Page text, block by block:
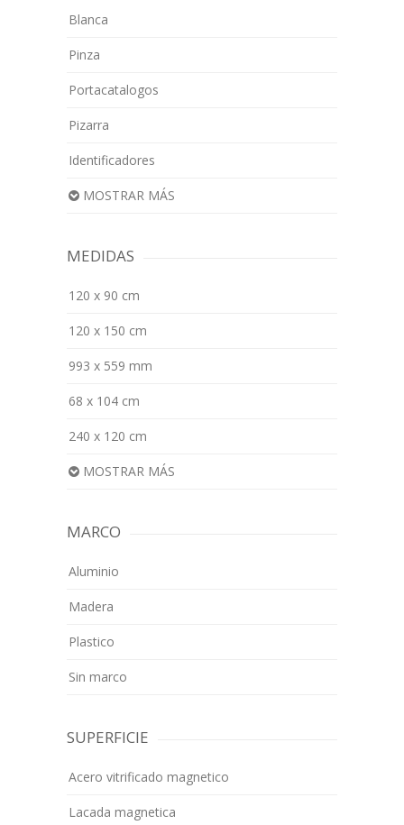
Blanca
Pinza
Portacatalogos
Pizarra
Identificadores
MOSTRAR MÁS
MEDIDAS
120 x 90 cm
120 x 150 cm
993 x 559 mm
68 x 104 cm
240 x 120 cm
MOSTRAR MÁS
MARCO
Aluminio
Madera
Plastico
Sin marco
SUPERFICIE
Acero vitrificado magnetico
Lacada magnetica